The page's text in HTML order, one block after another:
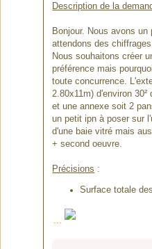
Description de la
Bonjour. Nous avons
attendons des
Nous souhaitons créer
préférence mais
toute concurrence.
2.80x11m) d'environ
et une annexe soit 2
un petit ipn à poser sur
d'une baie vitré mais
+ second oeuvre.
Précisions :
Surface totale
...